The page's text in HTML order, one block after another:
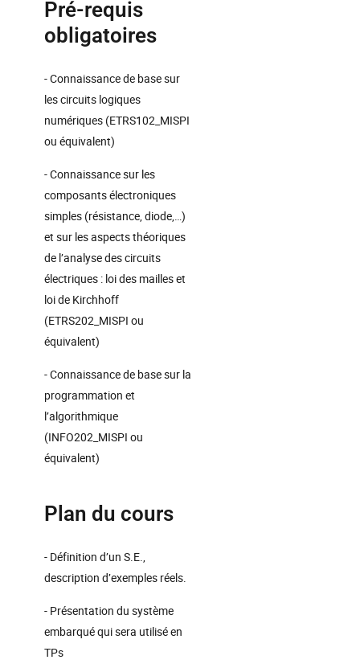
Pré-requis
obligatoires
- Connaissance de base sur
les circuits logiques
numériques (ETRS102_MISPI
ou équivalent)
- Connaissance sur les
composants électroniques
simples (résistance, diode,…)
et sur les aspects théoriques
de l’analyse des circuits
électriques : loi des mailles et
loi de Kirchhoff
(ETRS202_MISPI ou
équivalent)
- Connaissance de base sur la
programmation et
l’algorithmique
(INFO202_MISPI ou
équivalent)
Plan du cours
- Définition d’un S.E.,
description d’exemples réels.
- Présentation du système
embarqué qui sera utilisé en
TPs